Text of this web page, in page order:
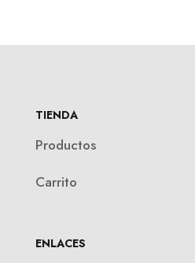
TIENDA
Productos
Carrito
ENLACES